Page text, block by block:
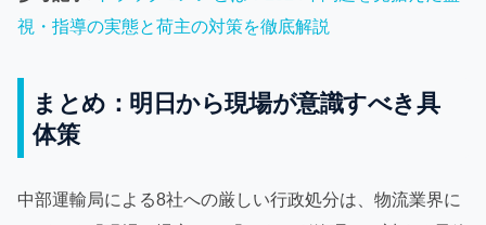
視・指導の実態と荷主の対策を徹底解説
まとめ：明日から現場が意識すべき具
体策
中部運輸局による8社への厳しい行政処分は、物流業界に